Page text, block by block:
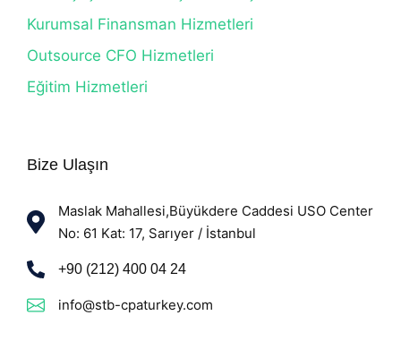
Kurumsal Finansman Hizmetleri
Outsource CFO Hizmetleri
Eğitim Hizmetleri
Bize Ulaşın
Maslak Mahallesi,Büyükdere Caddesi USO Center
No: 61 Kat: 17, Sarıyer / İstanbul
+90 (212) 400 04 24
info@stb-cpaturkey.com